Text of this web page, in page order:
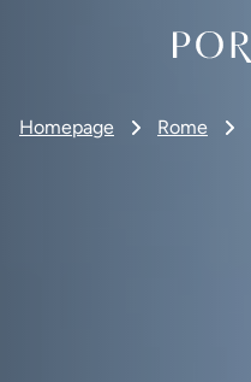
Homepage Rome